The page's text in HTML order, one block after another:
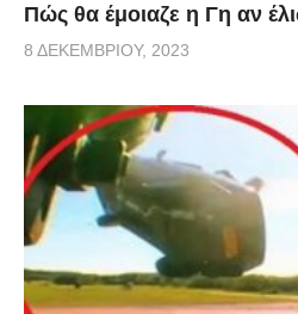
Πώς θα έμοιαζε η Γη αν
8 ΔΕΚΕΜΒΡΊΟΥ, 2023